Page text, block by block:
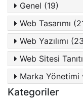
Genel (19)
Web Tasarımı
Web Yazılımı
Web Sitesi
Marka Yönetimi
Kategoriler